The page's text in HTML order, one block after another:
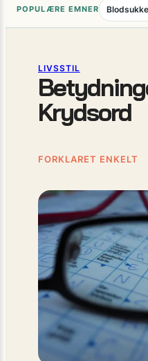
POPULÆRE EMNER
LIVSSTIL
Krydsord
FORKLARET ENKELT